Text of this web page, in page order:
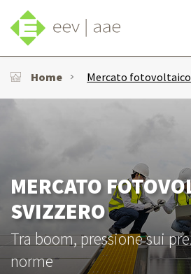
Home Mercato
MERCATO
SVIZZERO
Tra boom, pressione sui
norme